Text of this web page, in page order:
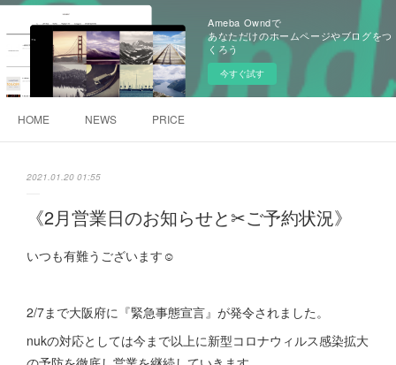
Ameba Owndで
あなただけのホームページやブログをつ
くろう
今すぐ試す
HOME NEWS PRICE
2021.01.20 01:55
《2月営業日のお知らせと✂︎ご予約状況》
いつも有難うございます☺︎
2/7まで大阪府に『緊急事態宣言』が発令されました。
nukの対応としては今まで以上に新型コロナウィルス感染拡大